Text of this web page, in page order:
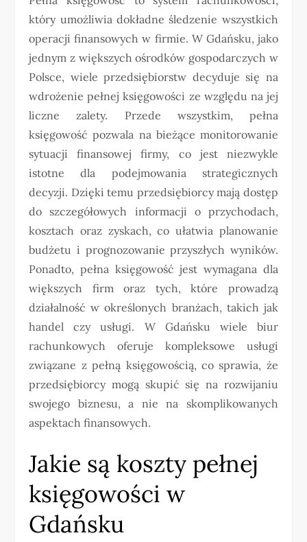
który umożliwia dokładne śledzenie wszystkich
operacji finansowych w firmie. W Gdańsku, jako
jednym z większych ośrodków gospodarczych w
Polsce, wiele przedsiębiorstw decyduje się na
wdrożenie pełnej księgowości ze względu na jej
liczne zalety. Przede wszystkim, pełna
księgowość pozwala na bieżące monitorowanie
sytuacji finansowej firmy, co jest niezwykle
istotne dla podejmowania strategicznych
decyzji. Dzięki temu przedsiębiorcy mają dostęp
do szczegółowych informacji o przychodach,
kosztach oraz zyskach, co ułatwia planowanie
budżetu i prognozowanie przyszłych wyników.
Ponadto, pełna księgowość jest wymagana dla
większych firm oraz tych, które prowadzą
działalność w określonych branżach, takich jak
handel czy usługi. W Gdańsku wiele biur
rachunkowych oferuje kompleksowe usługi
związane z pełną księgowością, co sprawia, że
przedsiębiorcy mogą skupić się na rozwijaniu
swojego biznesu, a nie na skomplikowanych
aspektach finansowych.
Jakie są koszty pełnej
księgowości w
Gdańsku